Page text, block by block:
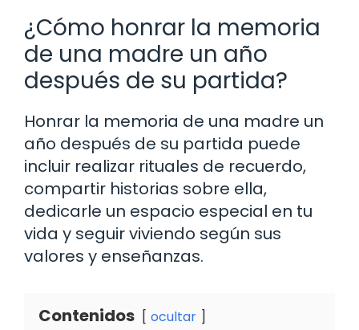
¿Cómo honrar la memoria
de una madre un año
después de su partida?
Honrar la memoria de una madre un
año después de su partida puede
incluir realizar rituales de recuerdo,
compartir historias sobre ella,
dedicarle un espacio especial en tu
vida y seguir viviendo según sus
valores y enseñanzas.
Contenidos ocultar